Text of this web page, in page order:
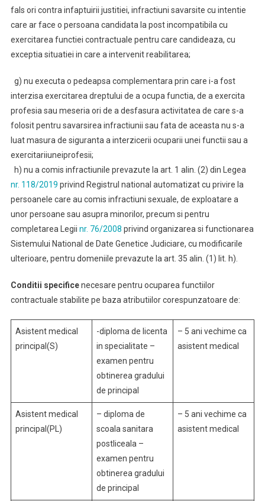
fals ori contra infaptuirii justitiei, infractiuni savarsite cu intentie
care ar face o persoana candidata la post incompatibila cu
exercitarea functiei contractuale pentru care candideaza, cu
exceptia situatiei in care a intervenit reabilitarea;
g) nu executa o pedeapsa complementara prin care i-a fost
interzisa exercitarea dreptului de a ocupa functia, de a exercita
profesia sau meseria ori de a desfasura activitatea de care s-a
folosit pentru savarsirea infractiunii sau fata de aceasta nu s-a
luat masura de siguranta a interzicerii ocuparii unei functii sau a
exercitariiuneiprofesii;
h) nu a comis infractiunile prevazute la art. 1 alin. (2) din Legea
nr. 118/2019 privind Registrul national automatizat cu privire la
persoanele care au comis infractiuni sexuale, de exploatare a
unor persoane sau asupra minorilor, precum si pentru
completarea Legii nr. 76/2008 privind organizarea si functionarea
Sistemului National de Date Genetice Judiciare, cu modificarile
ulterioare, pentru domeniile prevazute la art. 35 alin. (1) lit. h).
Conditii specificenecesare pentru ocuparea functiilor
contractuale stabilite pe baza atributiilor corespunzatoare de:
Asistent medical
principal(S)
-diploma de licenta
in specialitate –
examen pentru
obtinerea gradului
de principal
– 5 ani vechime ca
asistent medical
Asistent medical
principal(PL)
– diploma de
scoala sanitara
postliceala –
examen pentru
obtinerea gradului
de principal
– 5 ani vechime ca
asistent medical